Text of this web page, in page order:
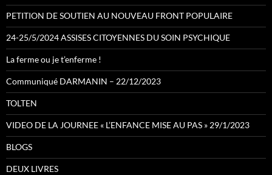
PETITION DE SOUTIEN AU NOUVEAU FRONT POPULAIRE
24-25/5/2024 ASSISES CITOYENNES DU SOIN PSYCHIQUE
La ferme ou je t’enferme !
Communiqué DARMANIN – 22/12/2023
TOLTEN
VIDEO DE LA JOURNEE « L’ENFANCE MISE AU PAS » 29/1/2023
BLOGS
DEUX LIVRES